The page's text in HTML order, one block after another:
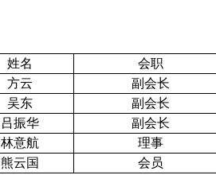
姓名
会职
方云
副会长
吴东
副会长
吕振华
副会长
林意航
理事
熊云国
会员